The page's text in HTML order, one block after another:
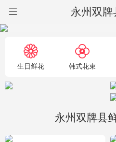
永州双牌
生日鲜花 韩式花束
永州双牌县